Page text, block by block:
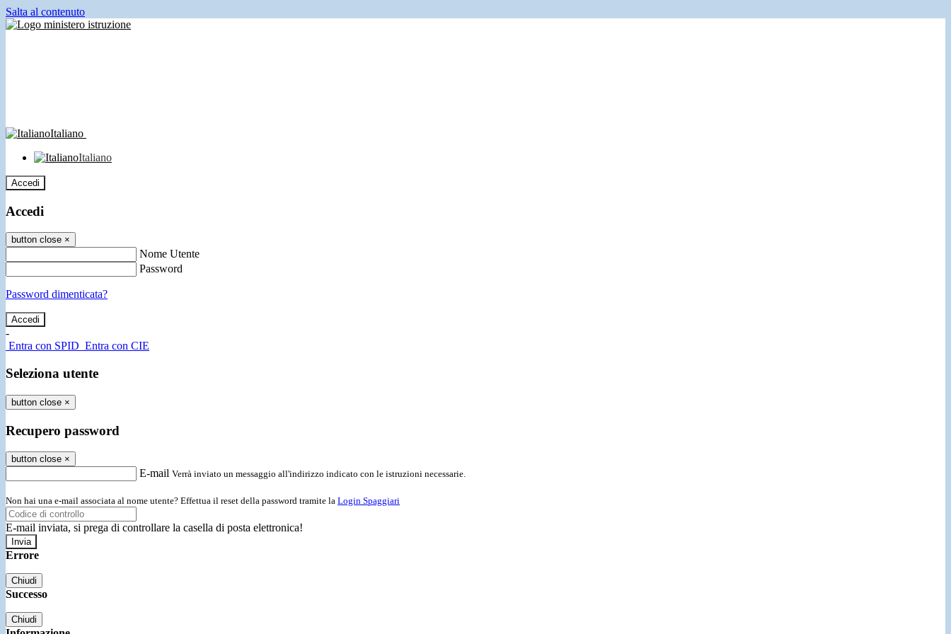
Salta al contenuto
Italiano
Italiano
Accedi
Accedi
button close ×
Nome Utente
Password
Password dimenticata?
-
Entra con SPID Entra con CIE
Seleziona utente
button close ×
Recupero password
button close ×
E-mail Verrà inviato un messaggio all'indirizzo indicato con le istruzioni necessarie.
Non hai una e-mail associata al nome utente? Effettua il reset della password tramite la Login Spaggiari
E-mail inviata, si prega di controllare la casella di posta elettronica!
Errore
Chiudi
Successo
Chiudi